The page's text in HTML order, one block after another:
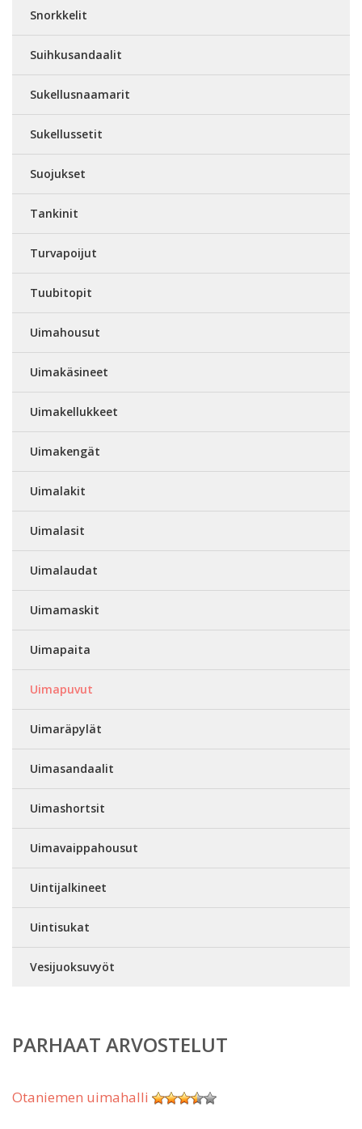
Snorkkelit
Suihkusandaalit
Sukellusnaamarit
Sukellussetit
Suojukset
Tankinit
Turvapoijut
Tuubitopit
Uimahousut
Uimakäsineet
Uimakellukkeet
Uimakengät
Uimalakit
Uimalasit
Uimalaudat
Uimamaskit
Uimapaita
Uimapuvut
Uimaräpylät
Uimasandaalit
Uimashortsit
Uimavaippahousut
Uintijalkineet
Uintisukat
Vesijuoksuvyöt
PARHAAT ARVOSTELUT
Otaniemen uimahalli